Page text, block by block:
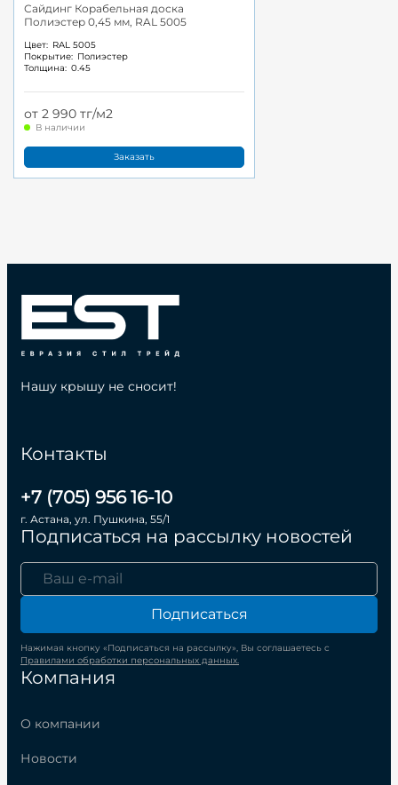
Сайдинг Корабельная доска
Полиэстер 0,45 мм, RAL 5005
Цвет: RAL 5005
Покрытие: Полиэстер
Толщина: 0.45
от 2 990 тг/м2
В наличии
Заказать
Компания
О компании
Новости
Контакты
+7 (705) 956 16-10
г. Астана, ул. Пушкина, 55/1
Подписаться на рассылку новостей
Подписаться
Нажимая кнопку «Подписаться на рассылку», Вы соглашаетесь с
Правилами обработки персональных данных.
Нашу крышу не сносит!